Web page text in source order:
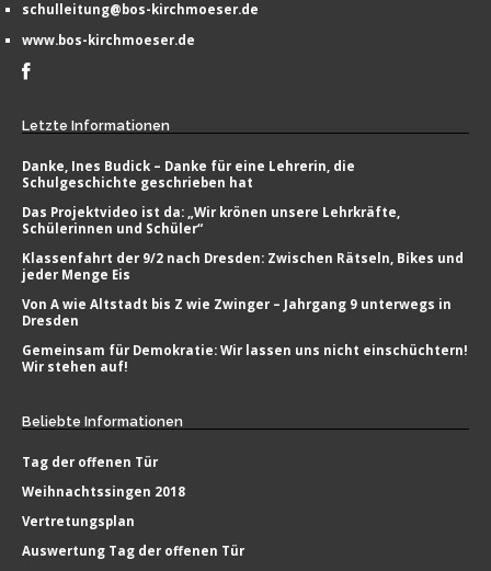
schulleitung@bos-kirchmoeser.de
www.bos-kirchmoeser.de
Letzte Informationen
Danke, Ines Budick – Danke für eine Lehrerin, die
Schulgeschichte geschrieben hat
Das Projektvideo ist da: „Wir krönen unsere Lehrkräfte,
Schülerinnen und Schüler“
Klassenfahrt der 9/2 nach Dresden: Zwischen Rätseln, Bikes und
jeder Menge Eis
Von A wie Altstadt bis Z wie Zwinger – Jahrgang 9 unterwegs in
Dresden
Gemeinsam für Demokratie: Wir lassen uns nicht einschüchtern!
Wir stehen auf!
Beliebte Informationen
Tag der offenen Tür
Weihnachtssingen 2018
Vertretungsplan
Auswertung Tag der offenen Tür